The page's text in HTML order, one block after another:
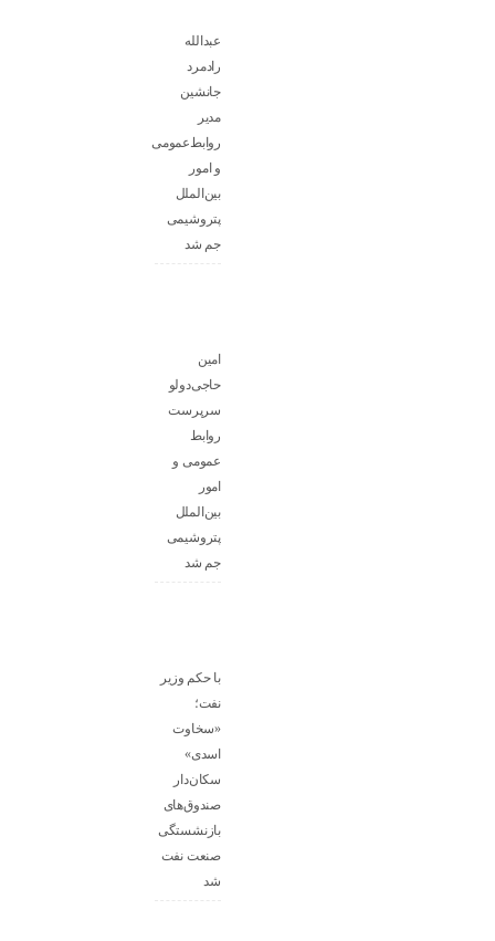
عبدالله
رادمرد
جانشین
مدیر
روابط‌عمومی
و امور
بین‌الملل
پتروشیمی
جم شد
امین
حاجی‌دولو
سرپرست
روابط
عمومی و
امور
بین‌الملل
پتروشیمی
جم شد
با حکم وزیر
نفت؛
«سخاوت
اسدی»
سکان‌دار
صندوق‌های
بازنشستگی
صنعت نفت
شد